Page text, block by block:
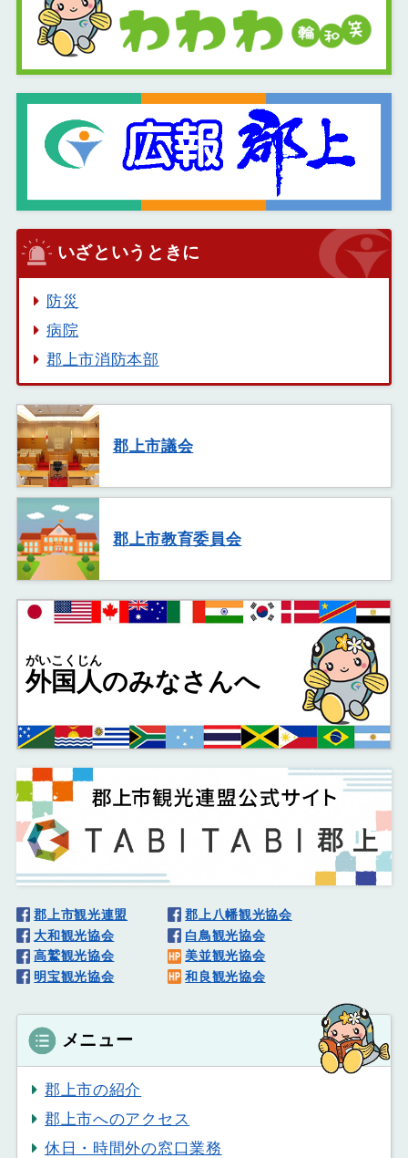
いざというときに
防災
病院
郡上市消防本部
郡上市議会
郡上市教育委員会
外国人
がいこくじん
のみなさんへ
郡上市観光連盟
郡上八幡観光協会
大和観光協会
白鳥観光協会
高鷲観光協会
美並観光協会
明宝観光協会
和良観光協会
メニュー
郡上市の紹介
郡上市へのアクセス
休日・時間外の窓口業務